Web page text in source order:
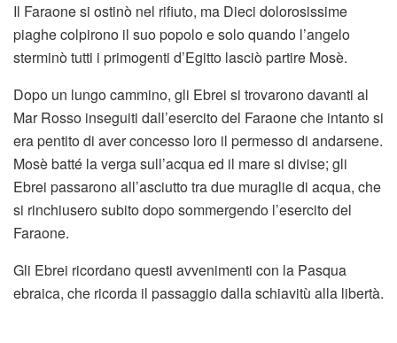
Il Faraone si ostinò nel rifiuto, ma Dieci dolorosissime
piaghe colpirono il suo popolo e solo quando l’angelo
sterminò tutti i primogenti d’Egitto lasciò partire Mosè.
Dopo un lungo cammino, gli Ebrei si trovarono davanti al
Mar Rosso inseguiti dall’esercito del Faraone che intanto si
era pentito di aver concesso loro il permesso di andarsene.
Mosè batté la verga sull’acqua ed il mare si divise; gli
Ebrei passarono all’asciutto tra due muraglie di acqua, che
si rinchiusero subito dopo sommergendo l’esercito del
Faraone.
Gli Ebrei ricordano questi avvenimenti con la Pasqua
ebraica, che ricorda il passaggio dalla schiavitù alla libertà.